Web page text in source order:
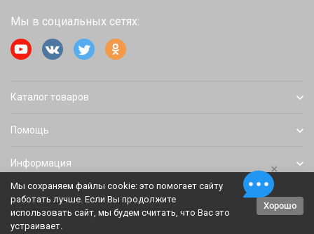
Мы в социальных сетях:
Каталог товаров
Помощь
Информация
Политика персональных данных
Мы сохраняем файлы cookie: это помогает сайту
работать лучше. Если Вы продолжите
использовать сайт, мы будем считать, что Вас это
устраивает.
Хорошо
×